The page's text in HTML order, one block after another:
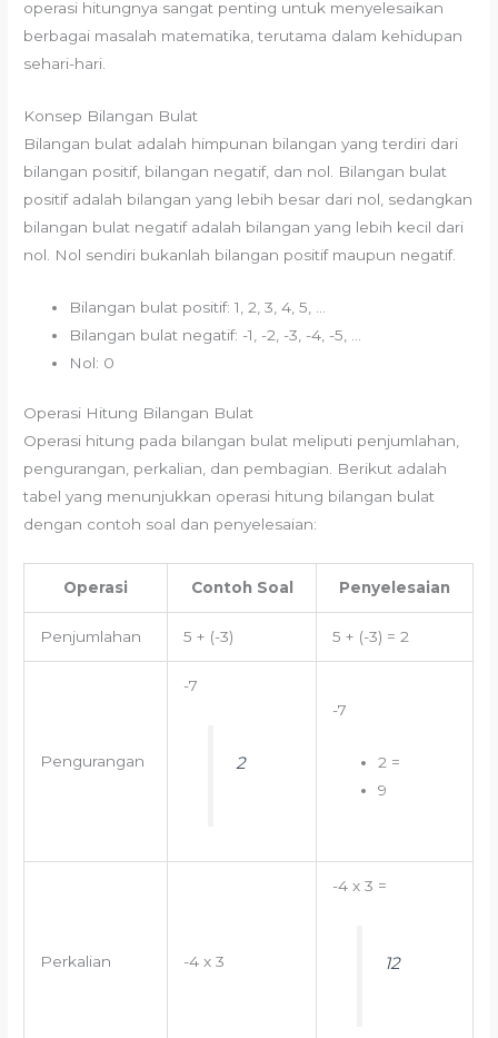
operasi hitungnya sangat penting untuk menyelesaikan
berbagai masalah matematika, terutama dalam kehidupan
sehari-hari.
Konsep Bilangan Bulat
Bilangan bulat adalah himpunan bilangan yang terdiri dari
bilangan positif, bilangan negatif, dan nol. Bilangan bulat
positif adalah bilangan yang lebih besar dari nol, sedangkan
bilangan bulat negatif adalah bilangan yang lebih kecil dari
nol. Nol sendiri bukanlah bilangan positif maupun negatif.
Bilangan bulat positif: 1, 2, 3, 4, 5, …
Bilangan bulat negatif: -1, -2, -3, -4, -5, …
Nol: 0
Operasi Hitung Bilangan Bulat
Operasi hitung pada bilangan bulat meliputi penjumlahan,
pengurangan, perkalian, dan pembagian. Berikut adalah
tabel yang menunjukkan operasi hitung bilangan bulat
dengan contoh soal dan penyelesaian:
Operasi Contoh Soal Penyelesaian
Penjumlahan 5 + (-3) 5 + (-3) = 2
Pengurangan
-7
2
-7
2 =
9
Perkalian -4 x 3
-4 x 3 =
12